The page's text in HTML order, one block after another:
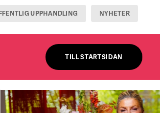
UPPHANDLING NYHETER
TILL STARTSIDAN